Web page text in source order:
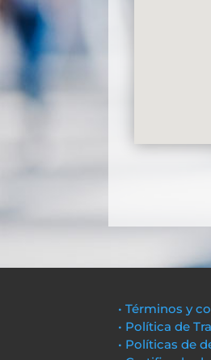
• Términos y
• Política de
• Políticas de